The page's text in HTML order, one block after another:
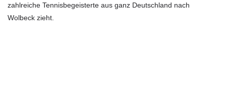
zahlreiche Tennisbegeisterte aus ganz Deutschland nach
Wolbeck zieht.